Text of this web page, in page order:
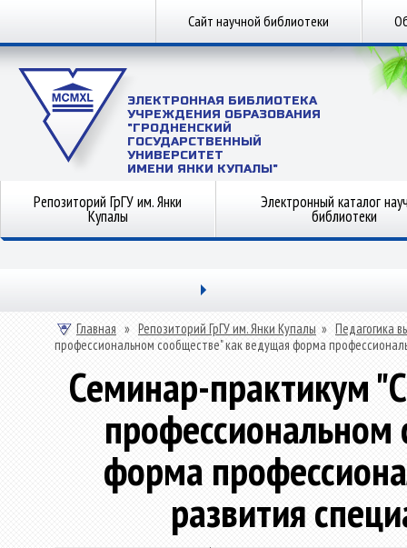
Сайт научной библиотеки
ЭЛЕКТРОННАЯ БИБЛИОТЕКА
УЧРЕЖДЕНИЯ ОБРАЗОВАНИЯ
"ГРОДНЕНСКИЙ
ГОСУДАРСТВЕННЫЙ
УНИВЕРСИТЕТ
ИМЕНИ ЯНКИ КУПАЛЫ"
Репозиторий ГрГУ им. Янки
Купалы
Электронный каталог
библиотеки
Главная » Репозиторий ГрГУ им. Янки Купалы » Педагогика
профессиональном сообществе" как ведущая форма
Семинар-практикум
форма
развития